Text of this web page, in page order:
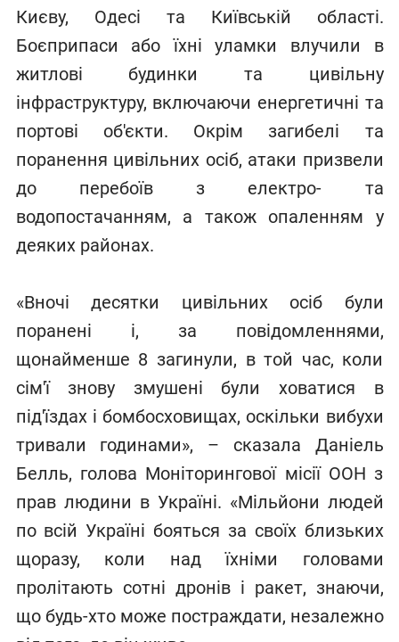
Києву, Одесі та Київській області.
Боєприпаси або їхні уламки влучили в
житлові будинки та цивільну
інфраструктуру, включаючи енергетичні та
портові об'єкти. Окрім загибелі та
поранення цивільних осіб, атаки призвели
до перебоїв з електро- та
водопостачанням, а також опаленням у
деяких районах.
«Вночі десятки цивільних осіб були
поранені і, за повідомленнями,
щонайменше 8 загинули, в той час, коли
сім'ї знову змушені були ховатися в
під'їздах і бомбосховищах, оскільки вибухи
тривали годинами», – сказала Даніель
Белль, голова Моніторингової місії ООН з
прав людини в Україні. «Мільйони людей
по всій Україні бояться за своїх близьких
щоразу, коли над їхніми головами
пролітають сотні дронів і ракет, знаючи,
що будь-хто може постраждати, незалежно